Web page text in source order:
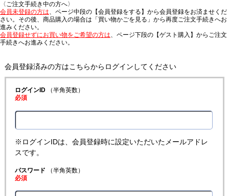
〈ご注文手続き中の方へ〉
会員未登録の方は、ページ中段の【会員登録をする】から会員登録をお済ませくだ
さい。その後、商品購入の場合は「買い物かごを見る」から再度ご注文手続きへお
進みください。
会員登録せずにお買い物をご希望の方は、ページ下段の【ゲスト購入】からご注文
手続きへお進みください。
会員登録済みの方はこちらからログインしてください
ログインID（半角英数）
必須
※ログインIDは、会員登録時に設定いただいたメールアドレ
スです。
パスワード （半角英数）
必須